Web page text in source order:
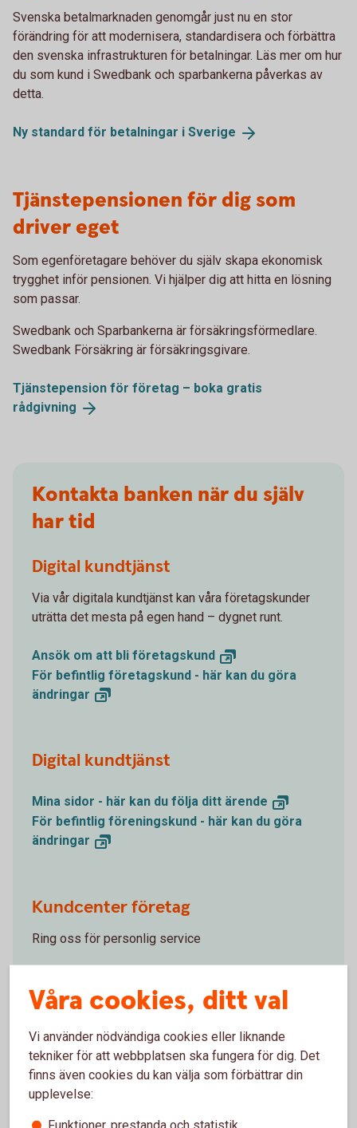
Svenska betalmarknaden genomgår just nu en stor
förändring för att modernisera, standardisera och förbättra
den svenska infrastrukturen för betalningar. Läs mer om hur
du som kund i Swedbank och sparbankerna påverkas av
detta.
Ny standard för betalningar i Sverige
Tjänstepensionen för dig som
driver eget
Som egenföretagare behöver du själv skapa ekonomisk
trygghet inför pensionen. Vi hjälper dig att hitta en lösning
som passar.
Swedbank och Sparbankerna är försäkringsförmedlare.
Swedbank Försäkring är försäkringsgivare.
Tjänstepension för företag – boka gratis
rådgivning
Kontakta banken när du själv
har tid
Digital kundtjänst
Via vår digitala kundtjänst kan våra företagskunder
uträtta det mesta på egen hand – dygnet runt.
Ansök om att bli företagskund
För befintlig företagskund - här kan du göra
ändringar
Digital kundtjänst
Mina sidor - här kan du följa ditt ärende
För befintlig föreningskund - här kan du göra
ändringar
Kundcenter företag
Ring oss för personlig service
Digital support
Öppet alla dagar dygnet runt.
Våra cookies, ditt val
Vi använder nödvändiga cookies eller liknande
tekniker för att webbplatsen ska fungera för dig. Det
finns även cookies du kan välja som förbättrar din
upplevelse:
Funktioner, prestanda och statistik